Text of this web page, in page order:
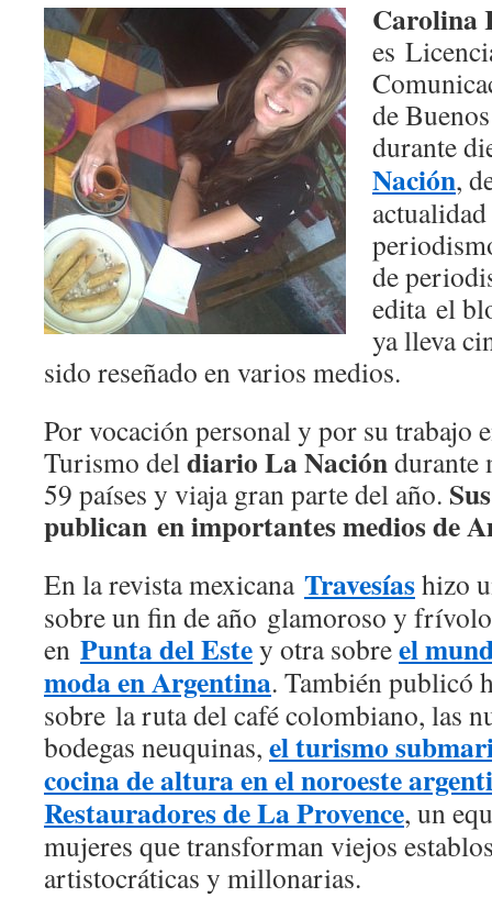
Carolina
es
de
durante
Nación,
de
edita el
ya lleva
sido reseñado en varios medios.
Por vocación personal y por su trabajo
Turismo deldiario La Nacióndurante
59 países y viaja gran parte del año.
publican en importantes medios de
En la revista mexicana Travesíashizo
sobre un fin de año glamoroso y frívolo
en Punta del Estey otra sobreel
moda en Argentina. También publicó
sobre la ruta del café colombiano, las
bodegas neuquinas, el turismo
cocina de altura en el noroeste
Restauradores de La Provence, un
mujeres que transforman viejos
artistocráticas y millonarias.